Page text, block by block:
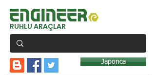
RUHLU ARAÇLAR
Japonca